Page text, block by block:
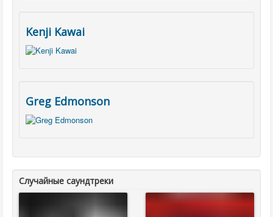
Kenji Kawai
Greg Edmonson
Случайные саундтреки